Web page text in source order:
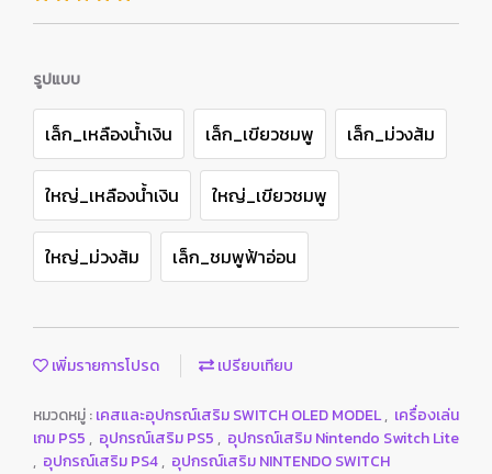
รูปแบบ
เล็ก_เหลืองน้ำเงิน เล็ก_เขียวชมพู เล็ก_ม่วงส้ม
ใหญ่_เหลืองน้ำเงิน ใหญ่_เขียวชมพู
ใหญ่_ม่วงส้ม เล็ก_ชมพูฟ้าอ่อน
เพิ่มรายการโปรด เปรียบเทียบ
หมวดหมู่ :เคสและอุปกรณ์เสริม SWITCH OLED MODEL, เครื่องเล่น
เกม PS5 , อุปกรณ์เสริม PS5 , อุปกรณ์เสริม Nintendo Switch Lite
, อุปกรณ์เสริม PS4, อุปกรณ์เสริม NINTENDO SWITCH